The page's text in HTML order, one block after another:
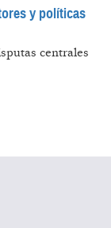
y políticas
centrales